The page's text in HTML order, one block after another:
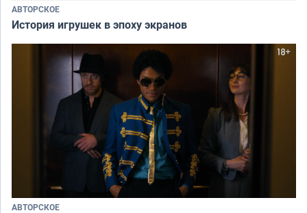
АВТОРСКОЕ
История игрушек в эпоху экранов
АВТОРСКОЕ